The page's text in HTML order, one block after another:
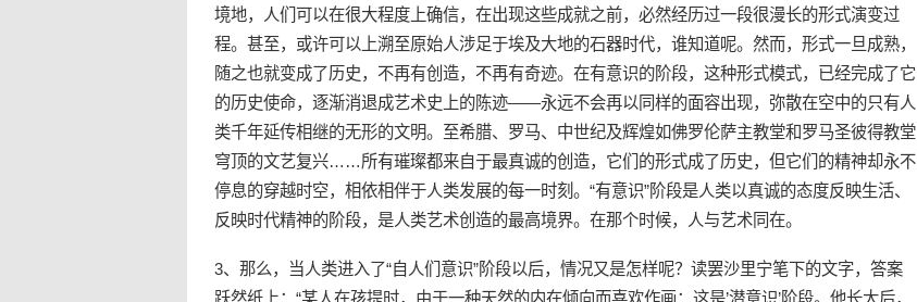
境地，人们可以在很大程度上确信，在出现这些成就之前，必然经历过一段很漫长的形式演变过
程。甚至，或许可以上溯至原始人涉足于埃及大地的石器时代，谁知道呢。然而，形式一旦成熟，
随之也就变成了历史，不再有创造，不再有奇迹。在有意识的阶段，这种形式模式，已经完成了它
的历史使命，逐渐消退成艺术史上的陈迹——永远不会再以同样的面容出现，弥散在空中的只有人
类千年延传相继的无形的文明。至希腊、罗马、中世纪及辉煌如佛罗伦萨主教堂和罗马圣彼得教堂
穹顶的文艺复兴……所有璀璨都来自于最真诚的创造，它们的形式成了历史，但它们的精神却永不
停息的穿越时空，相依相伴于人类发展的每一时刻。“有意识”阶段是人类以真诚的态度反映生活、
反映时代精神的阶段，是人类艺术创造的最高境界。在那个时候，人与艺术同在。
3、那么，当人类进入了“自人们意识”阶段以后，情况又是怎样呢？读罢沙里宁笔下的文字，答案